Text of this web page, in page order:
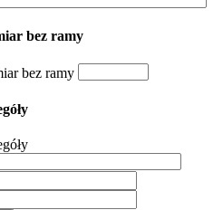
bez ramy
bez ramy